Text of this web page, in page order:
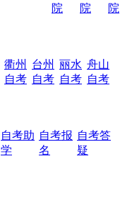
院
院
院
衢州
自考
台州
自考
丽水
自考
舟山
自考
自考助
学
自考报
名
自考答
疑